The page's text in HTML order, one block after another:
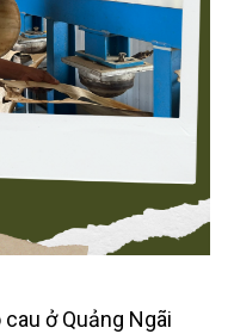
ở Quảng Ngãi